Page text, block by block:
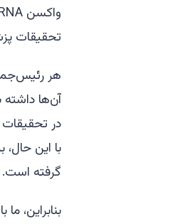
واکسن mRNA را که نویدبخش مبارزه با سرطان هستند،
تحقیقات
هر
آن‌ها داشته
در
با این
گرفته است.